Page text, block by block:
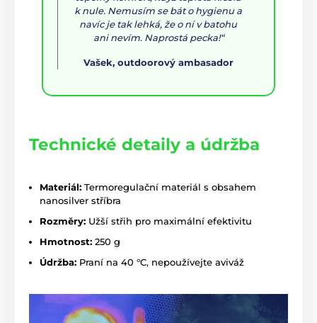
k nule. Nemusím se bát o hygienu a
navíc je tak lehká, že o ní v batohu
ani nevím. Naprostá pecka!“
Vašek, outdoorový ambasador
Technické detaily a údržba
Materiál: Termoregulační materiál s obsahem
nanosilver stříbra
Rozměry: Užší střih pro maximální efektivitu
Hmotnost: 250 g
Údržba: Praní na 40 °C, nepoužívejte aviváž